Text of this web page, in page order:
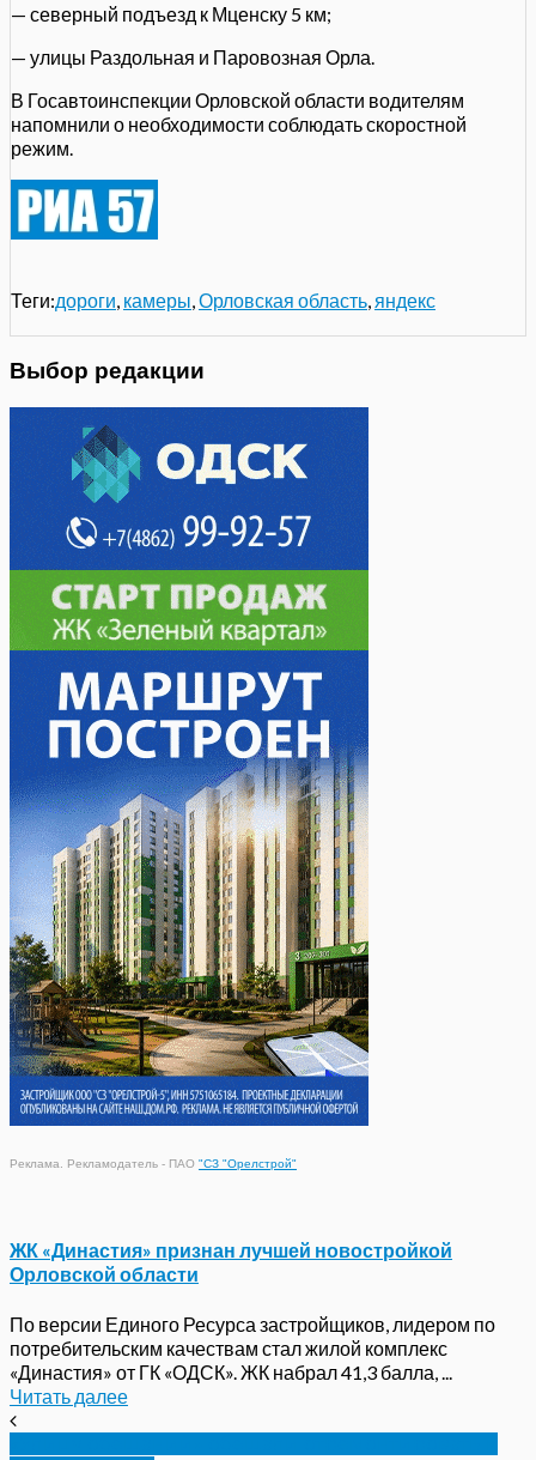
— северный подъезд к Мценску 5 км;
— улицы Раздольная и Паровозная Орла.
В Госавтоинспекции Орловской области водителям
напомнили о необходимости соблюдать скоростной
режим.
Теги:дороги камеры Орловская область яндекс
Выбор редакции
Реклама. Рекламодатель - ПАО "СЗ "Орелстрой"
ЖК «Династия» признан лучшей новостройкой
Орловской области
По версии Единого Ресурса застройщиков, лидером по
потребительским качествам стал жилой комплекс
«Династия» от ГК «ОДСК». ЖК набрал 41,3 балла, ...
Читать далее